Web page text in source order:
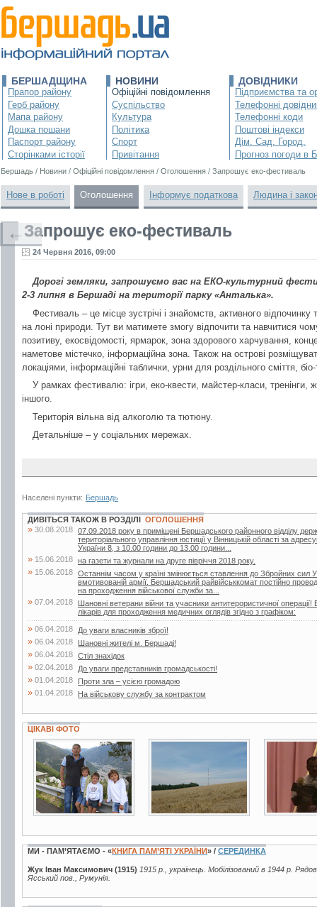
БЕРШАДЩИНА
Прапор району
Герб району
Мапа району
Дошка пошани
Паспорт району
Сторінками історії
НОВИНИ
Офіційні повідомлення
Суспільство
Культура
Політика
Спорт
Привітання
ДОВІДНИКИ
Підприємства та
Телефонні
Телефонні коди
Поштові індекси
Дім. Сад. Город.
Прогноз погоди в
Бершадь / Новини / Офіційні повідомлення / Оголошення / Запрошує еко-фестиваль
Нове в роботі Оголошення Інформує податкова Людина і
Запрошує еко-фестиваль
24 Червня 2016, 09:00
Дорогі земляки, запрошуємо вас на ЕКО-культурний
2-3 липня в Бершаді на території парку «Анталька».
Фестиваль – це місце зустрічі і знайомств, активного відпочинку
на лоні природи. Тут ви матимете змогу відпочити та навчитися
позитиву, екосвідомості, ярмарок, зона здорового харчування,
наметове містечко, інформаційна зона. Також на острові
локаціями, інформаційні таблички, урни для роздільного сміття,
У рамках фестивалю: ігри, еко-квести, майстер-класи, тренінги,
іншого.
Територія вільна від алкоголю та тютюну.
Детальніше – у соціальних мережах.
Населені пункти: Бершадь
←
ДИВІТЬСЯ ТАКОЖ В РОЗДІЛІ ОГОЛОШЕННЯ
» 30.08.2018 07.09.2018 року в приміщені Бершадського районного відділу
територіального управління юстиції у Вінницькій області за
України 8, з 10.00 години до 13.00 години...
» 15.06.2018 на газети та журнали на друге півріччя 2018 року.
» 15.06.2018 Останнім часом у країні змінюється ставлення до Збройних сил
вмотивованій армії. Бершадський райвійськкомат постійно
на проходження військової служби за...
» 07.04.2018
Шановні ветерани війни та учасники антитерористичної
лікарів для проходження медичних оглядів згідно з графіком:
» 06.04.2018 До уваги власників зброї!
» 06.04.2018 Шановні жителі м. Бершаді!
» 06.04.2018 Стіл знахідок
» 02.04.2018 До уваги представників громадськості!
» 01.04.2018 Проти зла – усією громадою
» 01.04.2018 На військову службу за контрактом
ЦІКАВІ ФОТО
7 фото
МИ - ПАМ’ЯТАЄМО - «КНИГА ПАМ’ЯТІ УКРАЇНИ» / СЕРЕДИНКА
Жук Іван Максимович (1915) 1915 р., українець. Мобілізований в 1944 р.
Ясський пов., Румунія.